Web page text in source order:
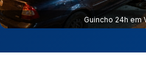
Guincho 24h em